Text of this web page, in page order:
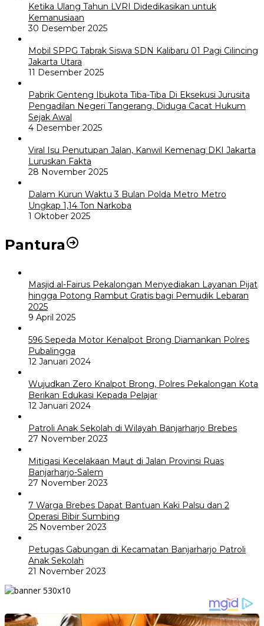
Ketika Ulang Tahun LVRI Didedikasikan untuk
Kemanusiaan
30 Desember 2025
Mobil SPPG Tabrak Siswa SDN Kalibaru 01 Pagi Cilincing
Jakarta Utara
11 Desember 2025
Pabrik Genteng Ibukota Tiba-Tiba Di Eksekusi Jurusita
Pengadilan Negeri Tangerang, Diduga Cacat Hukum
Sejak Awal
4 Desember 2025
Viral Isu Penutupan Jalan, Kanwil Kemenag DKI Jakarta
Luruskan Fakta
28 November 2025
Dalam Kurun Waktu 3 Bulan Polda Metro Metro
Ungkap 1,14 Ton Narkoba
1 Oktober 2025
Pantura
Masjid al-Fairus Pekalongan Menyediakan Layanan Pijat
hingga Potong Rambut Gratis bagi Pemudik Lebaran
2025
9 April 2025
596 Sepeda Motor Kenalpot Brong Diamankan Polres
Pubalingga
12 Januari 2024
Wujudkan Zero Knalpot Brong, Polres Pekalongan Kota
Berikan Edukasi Kepada Pelajar
12 Januari 2024
Patroli Anak Sekolah di Wilayah Banjarharjo Brebes
27 November 2023
Mitigasi Kecelakaan Maut di Jalan Provinsi Ruas
Banjarharjo-Salem
27 November 2023
7 Warga Brebes Dapat Bantuan Kaki Palsu dan 2
Operasi Bibir Sumbing
25 November 2023
Petugas Gabungan di Kecamatan Banjarharjo Patroli
Anak Sekolah
21 November 2023